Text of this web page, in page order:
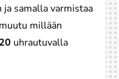
samalla varmistaa
millään
uhrautuvalla